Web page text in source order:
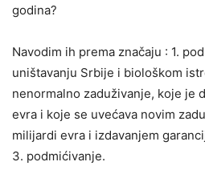
godina?
Navodim ih prema značaju : 1.
uništavanju Srbije i biološkom
nenormalno zaduživanje, koje je
evra i koje se uvećava novim
milijardi evra i izdavanjem
3. podmićivanje.